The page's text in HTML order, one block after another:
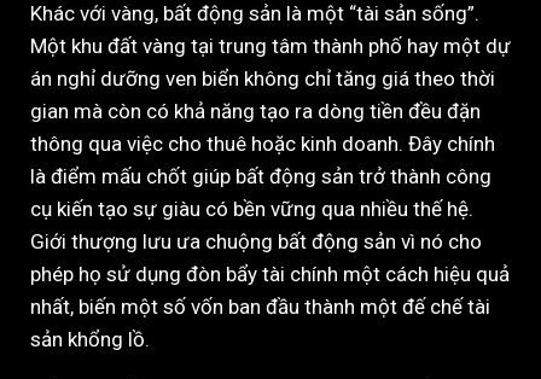
Khác với vàng, bất động sản là một “tài sản sống”.
Một khu đất vàng tại trung tâm thành phố hay một dự
án nghỉ dưỡng ven biển không chỉ tăng giá theo thời
gian mà còn có khả năng tạo ra dòng tiền đều đặn
thông qua việc cho thuê hoặc kinh doanh. Đây chính
là điểm mấu chốt giúp bất động sản trở thành công
cụ kiến tạo sự giàu có bền vững qua nhiều thế hệ.
Giới thượng lưu ưa chuộng bất động sản vì nó cho
phép họ sử dụng đòn bẩy tài chính một cách hiệu quả
nhất, biến một số vốn ban đầu thành một đế chế tài
sản khổng lồ.